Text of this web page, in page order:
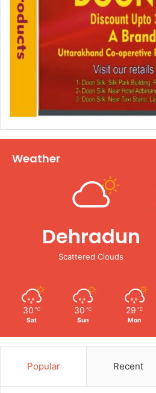
Weather
Dehradun
Scattered Clouds
30 ℃
Sat
30 ℃
Sun
29 ℃
Mon
Popular Recent